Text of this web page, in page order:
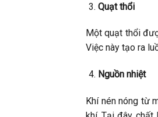
Quạt thổi
Một quạt thổi
Việc này tạo ra
Nguồn nhiệt
Khí nén nóng từ